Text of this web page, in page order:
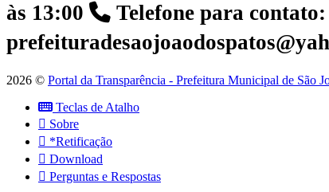
às 13:00
Telefone para
2026 © Portal da Transparência - Prefeitura Municipal de São
Teclas de Atalho
Sobre
*Retificação
Download
Perguntas e Respostas